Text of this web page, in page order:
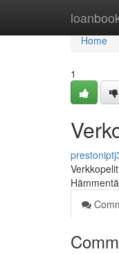
Home
Home
1